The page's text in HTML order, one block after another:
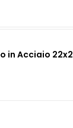
in Acciaio 22x2